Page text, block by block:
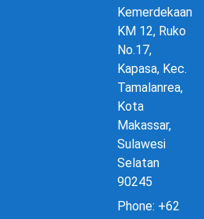
Kemerdekaan
KM 12, Ruko
No.17,
Kapasa, Kec.
Tamalanrea,
Kota
Makassar,
Sulawesi
Selatan
90245
Phone: +62